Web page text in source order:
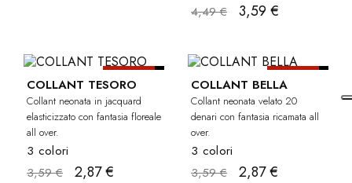
4,49 €
3,59 €
-20%
COLLANT TESORO
Collant neonata in jacquard
elasticizzato con fantasia floreale
all over.
3 colori
3,59 €
2,87 €
-20%
COLLANT BELLA
Collant neonata velato 20
denari con fantasia ricamata all
over.
3 colori
3,59 €
2,87 €